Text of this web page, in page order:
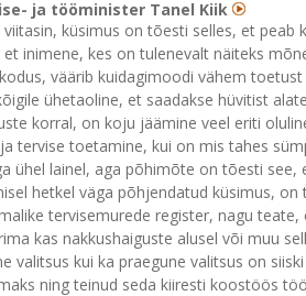
ja tööminister Tanel Kiik
viitasin, küsimus on tõesti selles, et
et inimene, kes on tulenevalt näiteks
väärib kuidagimoodi vähem
ühetaoline, et saadakse hüvitist
korral, on koju jäämine veel eriti
tervise toetamine, kui on mis tahes
ühel lainel, aga põhimõte on tõesti see,
hetkel väga põhjendatud küsimus,
tervisemurede register, nagu
kas nakkushaiguste alusel või muu
valitsus kui ka praegune valitsus on
ning teinud seda kiiresti koostöös